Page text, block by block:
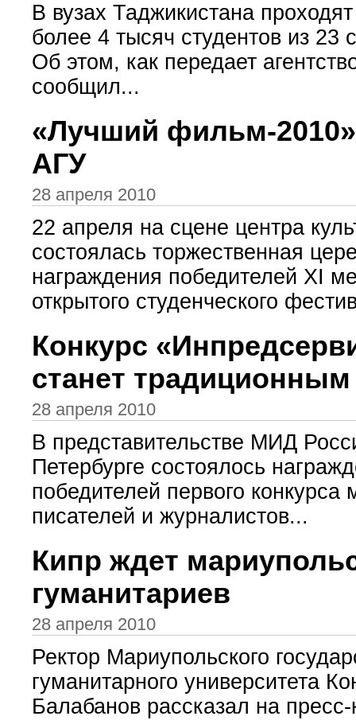
В вузах Таджикистана
более 4 тысяч студентов из 23
Об этом, как передает
сообщил...
«Лучший фильм-
АГУ
28 апреля 2010
22 апреля на сцене центра
состоялась торжественная
награждения победителей XI
открытого студенческого
Конкурс
станет традиционным
28 апреля 2010
В представительстве МИД
Петербурге состоялось
победителей первого конкурса
писателей и журналистов...
Кипр ждет
гуманитариев
28 апреля 2010
Ректор Мариупольского
гуманитарного университета
Балабанов рассказал на